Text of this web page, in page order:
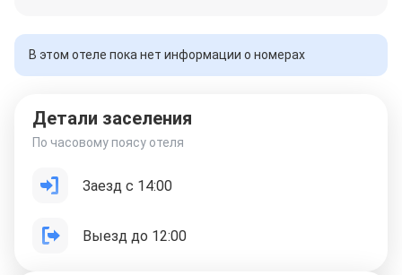
В этом отеле пока нет информации о номерах
Детали заселения
По часовому поясу отеля
Заезд с 14:00
Выезд до 12:00